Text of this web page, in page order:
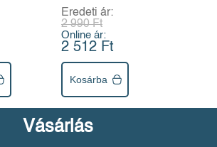
Eredeti ár:
2 990 Ft
Online ár:
2 512 Ft
Kosárba
Vásárlás